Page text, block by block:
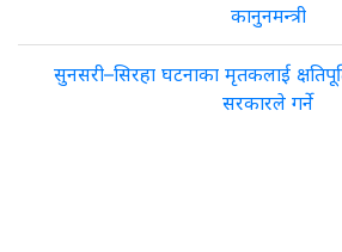
कानुनमन्त्री
सुनसरी–सिरहा घटनाका मृतकलाई
सरकारले गर्ने